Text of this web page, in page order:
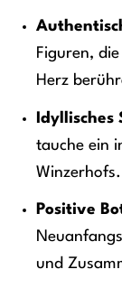
Figuren,
Herz
Idyllisches
tauche ein
Winzerhofs.
Positive
und